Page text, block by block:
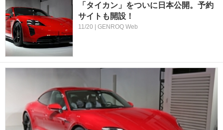
「タイカン」をついに日本公開。予約
サイトも開設！
11/20 | GENROQ Web